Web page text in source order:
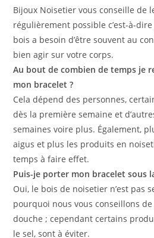
Bijoux Noisetier vous conseille de
régulièrement possible c’est-à-
bois a besoin d’être souvent au
bien agir sur votre corps.
Au bout de combien de temps je
mon bracelet ?
Cela dépend des personnes,
dès la première semaine et
semaines voire plus. Également,
aigus et plus les produits en
temps à faire effet.
Puis-je porter mon bracelet sous
Oui, le bois de noisetier n’est pas
pourquoi nous vous conseillons
douche ; cependant certains
le sel, sont à éviter.